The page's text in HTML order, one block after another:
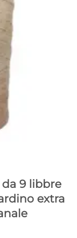
da 9 libbre
extra